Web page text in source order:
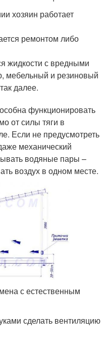
хозяин работает
ремонтом либо
жидкости с вредными
мебельный и резиновый
далее.
функционировать
от силы тяги в
Если не предусмотреть
механический
водяные пары –
воздух в одном месте.
с естественным
сделать вентиляцию